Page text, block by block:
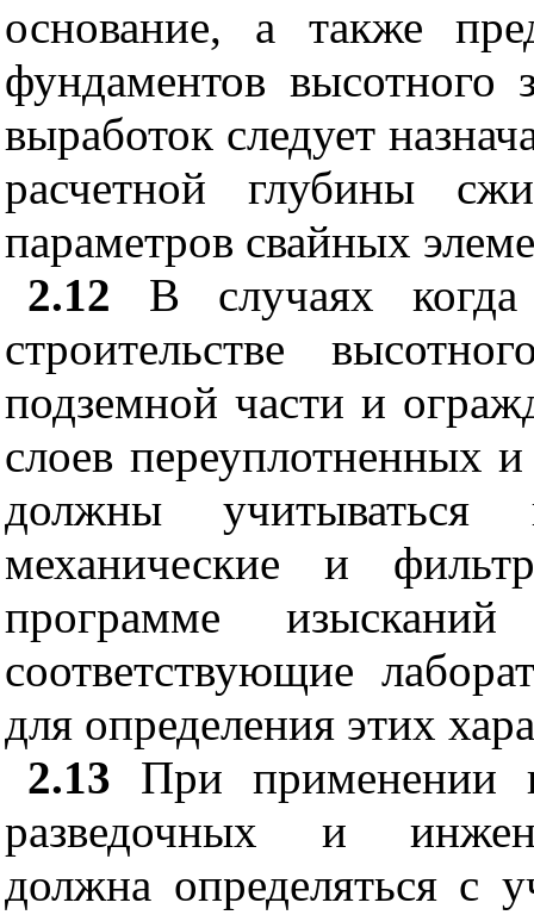
основание, а также
фундаментов
выработок следует
расчетной глубины
параметров свайных
2.12 В случаях когда
строительстве
подземной части и
слоев переуплотненных
должны учитываться
механические и
программе изысканий
соответствующие
для определения этих
2.13 При применении
разведочных и
должна определяться с